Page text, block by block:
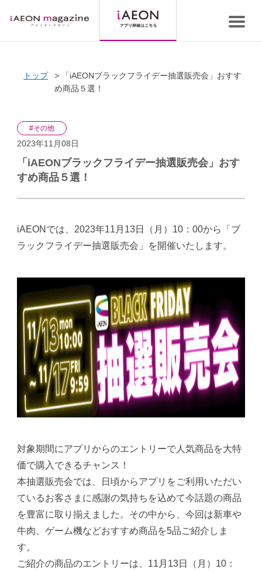
トップ
「iAEONブラックフライデー抽選販売会」おすす
め商品５選！
#その他
2023年11月08日
「iAEONブラックフライデー抽選販売会」おす
すめ商品５選！
iAEONでは、2023年11月13日（月）10：00から「ブ
ラックフライデー抽選販売会」を開催いたします。
対象期間にアプリからのエントリーで人気商品を大特
価で購入できるチャンス！
本抽選販売会では、日頃からアプリをご利用いただい
ているお客さまに感謝の気持ちを込めて今話題の商品
を豊富に取り揃えました。その中から、今回は新車や
牛肉、ゲーム機などおすすめ商品を5品ご紹介しま
す。
ご紹介の商品のエントリーは、11月13日（月）10：